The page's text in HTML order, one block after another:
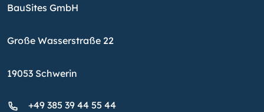
BauSites GmbH
Große Wasserstraße 22
19053 Schwerin
+49 385 39 44 55 44